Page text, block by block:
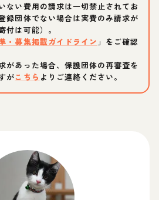
ない費用の請求は一切禁止されてお
録団体でない場合は実費のみ請求が
付は可能）。
・募集掲載ガイドライン 」をご確認
があった場合、保護団体の再審査を
がこちら よりご連絡ください。